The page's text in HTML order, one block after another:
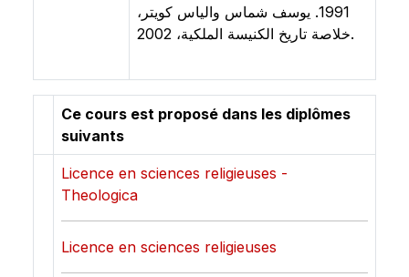
1991. يوسف شماس والياس كويتر،
خلاصة تاريخ الكنيسة الملكية، 2002.
Ce cours est proposé dans les diplômes
suivants
Licence en sciences religieuses -
Theologica
Licence en sciences religieuses